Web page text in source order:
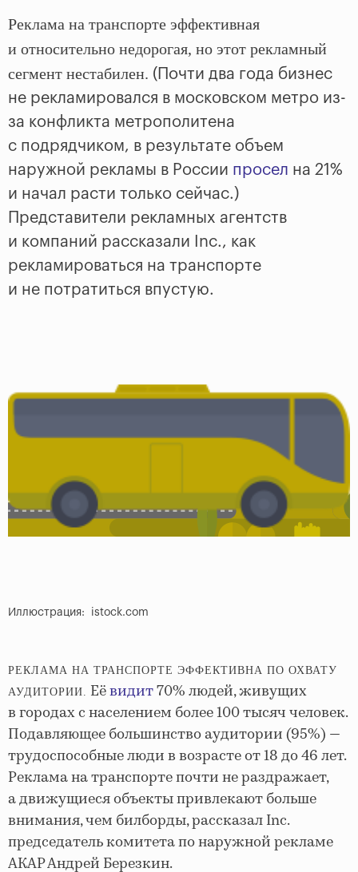
Реклама на транспорте эффективная
и относительно недорогая, но этот рекламный
сегмент нестабилен. (Почти два года бизнес
не рекламировался в московском метро из-
за конфликта метрополитена
с подрядчиком, в результате объем
наружной рекламы в России просел на 21%
и начал расти только сейчас.)
Представители рекламных агентств
и компаний рассказали Inc., как
рекламироваться на транспорте
и не потратиться впустую.
Иллюстрация: istock.com
РЕКЛАМА НА ТРАНСПОРТЕ ЭФФЕКТИВНА ПО ОХВАТУ
АУДИТОРИИ. Еёвидит70% людей, живущих
в городах с населением более 100 тысяч человек.
Подавляющее большинство аудитории (95%) —
трудоспособные люди в возрасте от 18 до 46 лет.
Реклама на транспорте почти не раздражает,
а движущиеся объекты привлекают больше
внимания, чем билборды, рассказал Inc.
председатель комитета по наружной рекламе
АКАР Андрей Березкин.